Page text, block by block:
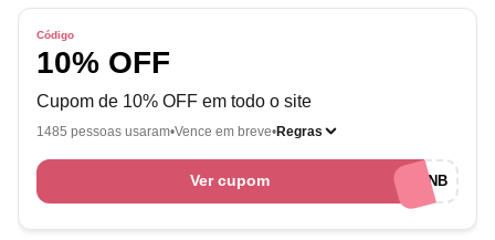
Código
10% OFF
Cupom de 10% OFF em todo o site
1485 pessoas usaram Vence em breve Regras
Ver cupom BOASVINDASNB